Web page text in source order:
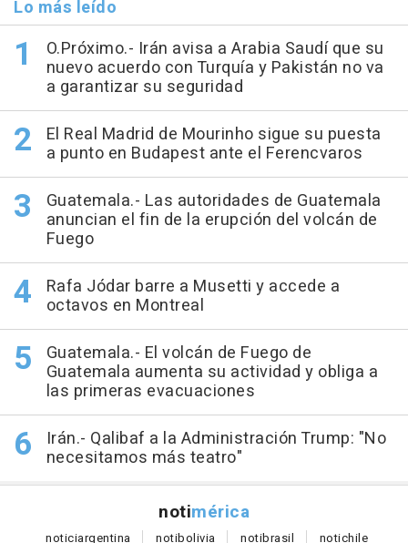
Lo más leído
O.Próximo.- Irán avisa a Arabia Saudí que su
nuevo acuerdo con Turquía y Pakistán no va
a garantizar su seguridad
El Real Madrid de Mourinho sigue su puesta
a punto en Budapest ante el Ferencvaros
Guatemala.- Las autoridades de Guatemala
anuncian el fin de la erupción del volcán de
Fuego
Rafa Jódar barre a Musetti y accede a
octavos en Montreal
Guatemala.- El volcán de Fuego de
Guatemala aumenta su actividad y obliga a
las primeras evacuaciones
Irán.- Qalibaf a la Administración Trump: "No
necesitamos más teatro"
notimérica
noticiargentina notibolivia notibrasil notichile